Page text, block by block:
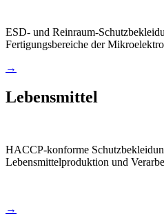
ESD- und Reinraum-
Fertigungsbereiche der
→
Lebensmittel
HACCP-konforme
Lebensmittelproduktion und
→